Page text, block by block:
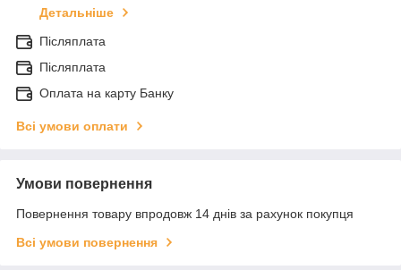
Детальніше
Післяплата
Післяплата
Оплата на карту Банку
Всі умови оплати
Умови повернення
Повернення товару впродовж 14 днів за рахунок покупця
Всі умови повернення